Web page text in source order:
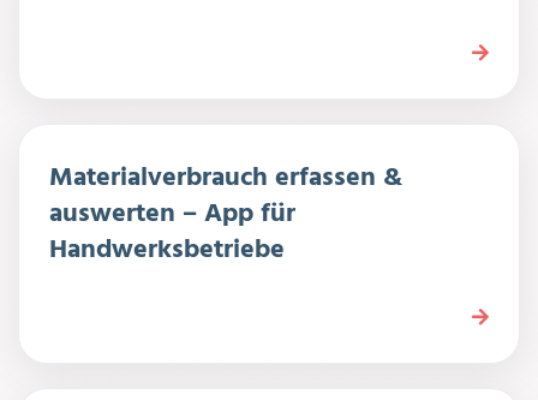
Materialverbrauch erfassen &
auswerten – App für
Handwerksbetriebe